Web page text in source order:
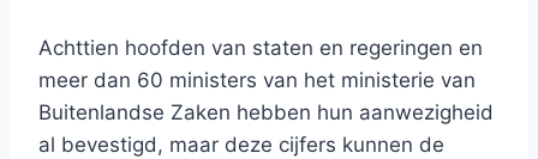
Achttien hoofden van staten en regeringen en
meer dan 60 ministers van het ministerie van
Buitenlandse Zaken hebben hun aanwezigheid
al bevestigd, maar deze cijfers kunnen de